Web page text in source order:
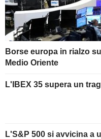
Borse europa in rialzo
Medio Oriente
L'IBEX 35 supera un
L'S&P 500 si avvicina a